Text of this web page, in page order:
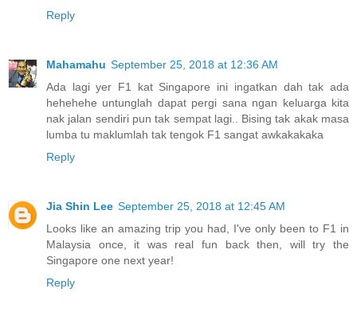
Reply
Mahamahu September 25, 2018 at 12:36 AM
Ada lagi yer F1 kat Singapore ini ingatkan dah tak ada
hehehehe untunglah dapat pergi sana ngan keluarga kita
nak jalan sendiri pun tak sempat lagi.. Bising tak akak masa
lumba tu maklumlah tak tengok F1 sangat awkakakaka
Reply
Jia Shin Lee September 25, 2018 at 12:45 AM
Looks like an amazing trip you had, I've only been to F1 in
Malaysia once, it was real fun back then, will try the
Singapore one next year!
Reply